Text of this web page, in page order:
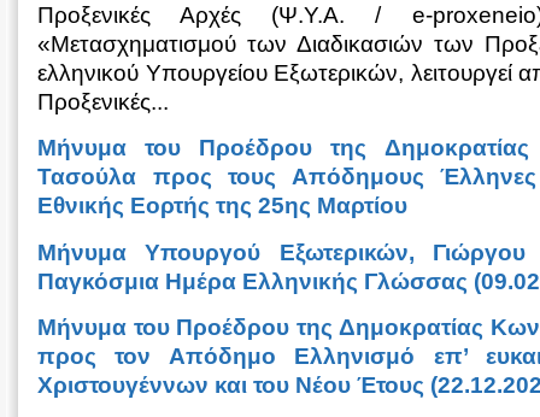
Προξενικές Αρχές (Ψ.Υ.Α. / e-
«Μετασχηματισμού των Διαδικασιών των
ελληνικού Υπουργείου Εξωτερικών, λειτουργεί
Προξενικές...
Μήνυμα του Προέδρου της
Τασούλα προς τους Απόδημους Έλληνες
Εθνικής Εορτής της 25ης Μαρτίου
Μήνυμα Υπουργού Εξωτερικών, Γιώργου
Παγκόσμια Ημέρα Ελληνικής Γλώσσας
Μήνυμα του Προέδρου της Δημοκρατίας
προς τον Απόδημο Ελληνισμό επ’
Χριστουγέννων και του Νέου Έτους